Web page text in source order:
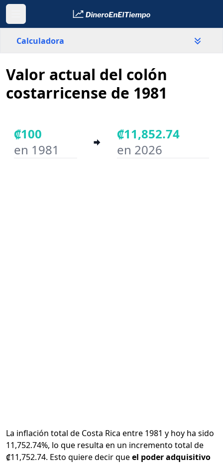
Calculadora
Costa Rica
País
Año inicial
Valor actual del colón
costarricense de 1981
₡100
en 1981
₡11,852.74
en 2026
La inflación total de Costa Rica entre 1981 y hoy ha sido
11,752.74%, lo que resulta en un incremento total de
₡11,752.74. Esto quiere decir queel poder adquisitivo